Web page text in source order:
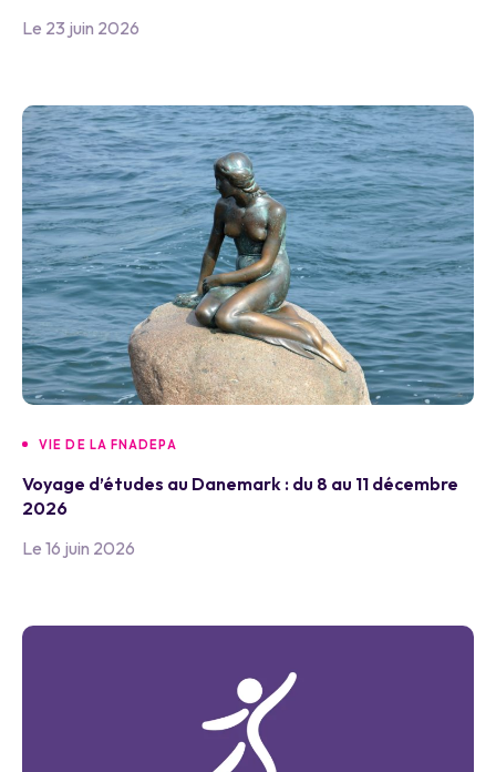
Le 23 juin 2026
VIE DE LA FNADEPA
Voyage d’études au Danemark : du 8 au 11 décembre
2026
Le 16 juin 2026